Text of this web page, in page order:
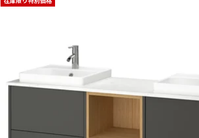
オプション: ÄNGSJÖN エングショーン / ORRSJÖN オルシ
オプション: ÄNGSJÖN エングショーン / ORRSJÖN オルシ